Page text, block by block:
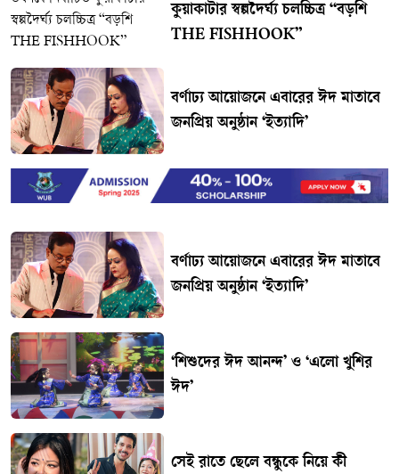
কুয়াকাটার স্বল্পদৈর্ঘ্য চলচ্চিত্র “বড়শি
THE FISHHOOK”
বর্ণাঢ্য আয়োজনে এবারের ঈদ মাতাবে
জনপ্রিয় অনুষ্ঠান ‘ইত্যাদি’
বর্ণাঢ্য আয়োজনে এবারের ঈদ মাতাবে
জনপ্রিয় অনুষ্ঠান ‘ইত্যাদি’
‘শিশুদের ঈদ আনন্দ’ ও ‘এলো খুশির
ঈদ’
সেই রাতে ছেলে বন্ধুকে নিয়ে কী